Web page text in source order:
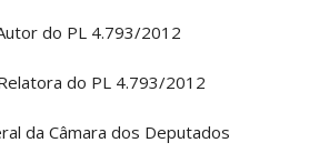
do PL 4.793/2012
do PL 4.793/2012
da Câmara dos Deputados